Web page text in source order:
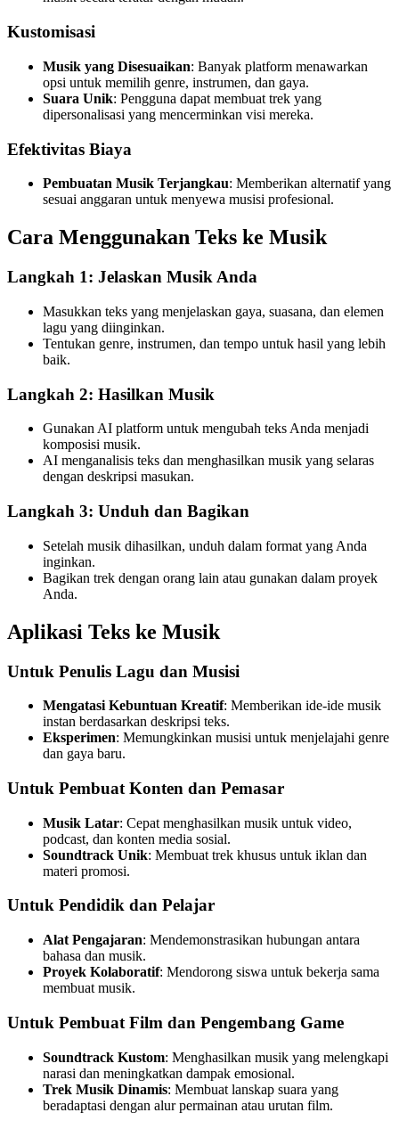
Kustomisasi
Musik yang Disesuaikan: Banyak platform menawarkan
opsi untuk memilih genre, instrumen, dan gaya.
Suara Unik: Pengguna dapat membuat trek yang
dipersonalisasi yang mencerminkan visi mereka.
Efektivitas Biaya
Pembuatan Musik Terjangkau: Memberikan alternatif yang
sesuai anggaran untuk menyewa musisi profesional.
Cara Menggunakan Teks ke Musik
Langkah 1: Jelaskan Musik Anda
Masukkan teks yang menjelaskan gaya, suasana, dan elemen
lagu yang diinginkan.
Tentukan genre, instrumen, dan tempo untuk hasil yang lebih
baik.
Langkah 2: Hasilkan Musik
Gunakan AI platform untuk mengubah teks Anda menjadi
komposisi musik.
AI menganalisis teks dan menghasilkan musik yang selaras
dengan deskripsi masukan.
Langkah 3: Unduh dan Bagikan
Setelah musik dihasilkan, unduh dalam format yang Anda
inginkan.
Bagikan trek dengan orang lain atau gunakan dalam proyek
Anda.
Aplikasi Teks ke Musik
Untuk Penulis Lagu dan Musisi
Mengatasi Kebuntuan Kreatif: Memberikan ide-ide musik
instan berdasarkan deskripsi teks.
Eksperimen: Memungkinkan musisi untuk menjelajahi genre
dan gaya baru.
Untuk Pembuat Konten dan Pemasar
Musik Latar: Cepat menghasilkan musik untuk video,
podcast, dan konten media sosial.
Soundtrack Unik: Membuat trek khusus untuk iklan dan
materi promosi.
Untuk Pendidik dan Pelajar
Alat Pengajaran: Mendemonstrasikan hubungan antara
bahasa dan musik.
Proyek Kolaboratif: Mendorong siswa untuk bekerja sama
membuat musik.
Untuk Pembuat Film dan Pengembang Game
Soundtrack Kustom: Menghasilkan musik yang melengkapi
narasi dan meningkatkan dampak emosional.
Trek Musik Dinamis: Membuat lanskap suara yang
beradaptasi dengan alur permainan atau urutan film.